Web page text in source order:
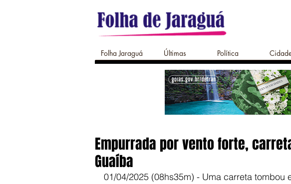
Folha Jaraguá Últimas Política
Empurrada por vento forte,
Guaíba
01/04/2025 (08hs35m) - Uma carreta